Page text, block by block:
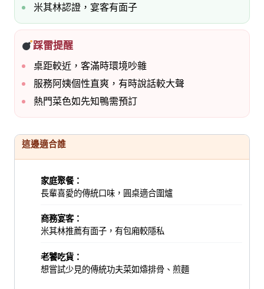
米其林認證，宴客有面子
踩雷提醒
桌距較近，客滿時環境吵雜
服務阿姨個性直爽，有時說話較大聲
熱門菜色如先知鴨需預訂
這邊適合誰
家庭聚餐：
長輩喜愛的傳統口味，圓桌適合圍爐
商務宴客：
米其林推薦有面子，有包廂較隱私
老饕吃貨：
想嘗試少見的傳統功夫菜如㸆排骨、煎麵